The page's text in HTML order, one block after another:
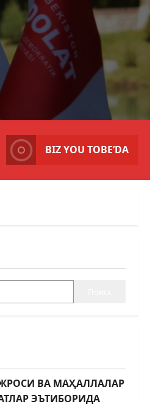
BIZ YOU TOBE’DA
ВА МАҲАЛЛАЛАР
ЭЪТИБОРИДА